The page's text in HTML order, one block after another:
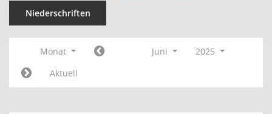
Niederschriften
Monat Juni
2025
Aktuell